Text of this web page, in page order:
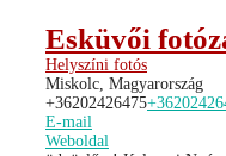
Esküvői
Helyszíni fotós
Miskolc, Magyarország
+36202426475
E-mail
Weboldal